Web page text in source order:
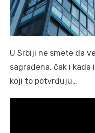
U Srbiji ne smete da
sagrađena, čak i
koji to potvrđuju…